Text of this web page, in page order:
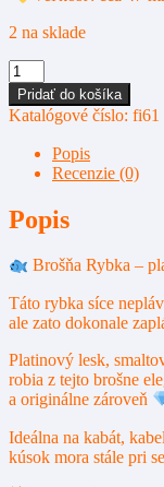
2 na sklade
množstvo
Brošňa
šperk
morských
hlbín
Pridať do košíka
Katalógové číslo: fi61
Popis
Recenzie (0)
Popis
Brošňa Rybka –
Táto rybka síce
ale zato dokonale
Platinový lesk,
robia z tejto brošne
a originálne zároveň
Ideálna na kabát,
kúsok mora stále pri